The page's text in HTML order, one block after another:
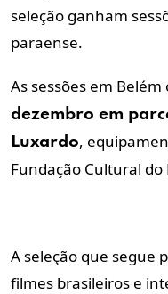
seleção ganham
paraense.
As sessões em
dezembro em
Luxardo,
Fundação Cultural do
A seleção que segue
filmes brasileiros e